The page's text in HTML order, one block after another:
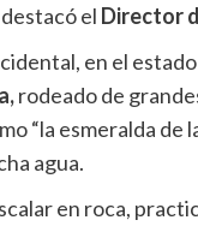
el Director
en el
rodeado de
“la esmeralda de
agua.
en roca,